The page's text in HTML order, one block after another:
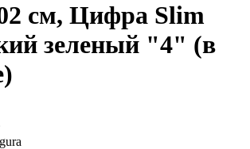
см, Цифра Slim
зеленый "4" (в